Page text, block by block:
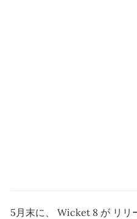
5月末に、 Wicket 8 が リリ